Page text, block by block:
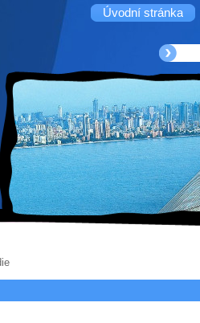
Úvodní stránka